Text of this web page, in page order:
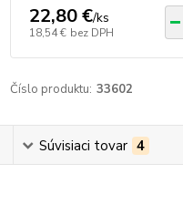
22,80 €/ks
18,54 € bez DPH
Číslo produktu: 33602
Súvisiaci tovar 4